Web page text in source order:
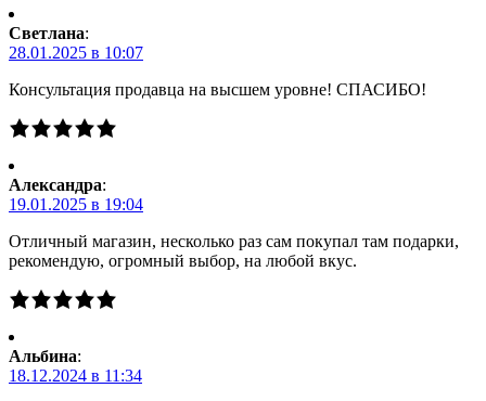
Светлана:
28.01.2025 в 10:07
Консультация продавца на высшем уровне! СПАСИБО!
Александра:
19.01.2025 в 19:04
Отличный магазин, несколько раз сам покупал там подарки,
рекомендую, огромный выбор, на любой вкус.
Альбина:
18.12.2024 в 11:34